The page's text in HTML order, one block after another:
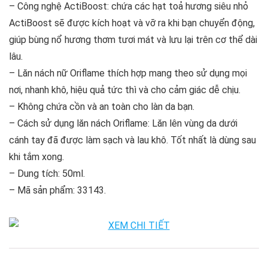
– Công nghệ ActiBoost: chứa các hạt toả hương siêu nhỏ
ActiBoost sẽ được kích hoạt và vỡ ra khi bạn chuyển động,
giúp bùng nổ hương thơm tươi mát và lưu lại trên cơ thể dài
lâu.
– Lăn nách nữ Oriflame thích hợp mang theo sử dụng mọi
nơi, nhanh khô, hiệu quả tức thì và cho cảm giác dễ chịu.
– Không chứa cồn và an toàn cho làn da bạn.
– Cách sử dụng lăn nách Oriflame: Lăn lên vùng da dưới
cánh tay đã được làm sạch và lau khô. Tốt nhất là dùng sau
khi tắm xong.
– Dung tích: 50ml.
– Mã sản phẩm: 33143.